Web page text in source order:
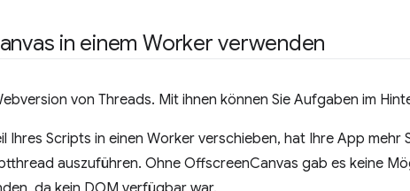
in einem Worker verwenden
von Threads. Mit ihnen können Sie Aufgaben im
Ihres Scripts in einen Worker verschieben, hat Ihre App mehr
auszuführen. Ohne OffscreenCanvas gab es keine